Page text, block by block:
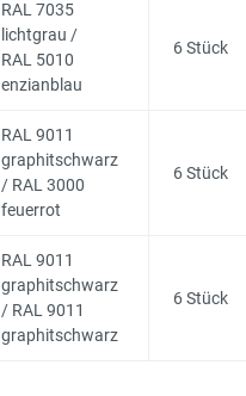
RAL 7035
lichtgrau /
RAL 5010
enzianblau
6 Stück
RAL 9011
graphitschwarz
/ RAL 3000
feuerrot
6 Stück
RAL 9011
graphitschwarz
/ RAL 9011
graphitschwarz
6 Stück